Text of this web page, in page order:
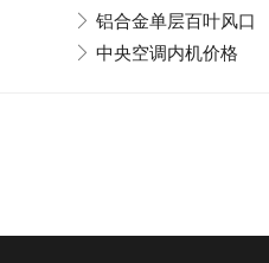
铝合金单层百叶风口
中央空调内机价格